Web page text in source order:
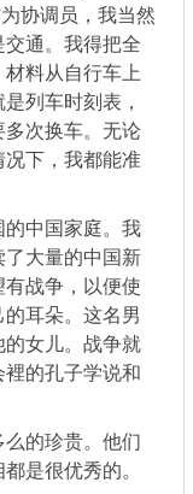
协调员，我当然
通。我得把全
料从自行车上
列车时刻表，
次换车。无论
下，我都能准
中国家庭。我
大量的中国新
战争，以便使
耳朵。这名男
女儿。战争就
的孔子学说和
的珍贵。他们
是很优秀的。